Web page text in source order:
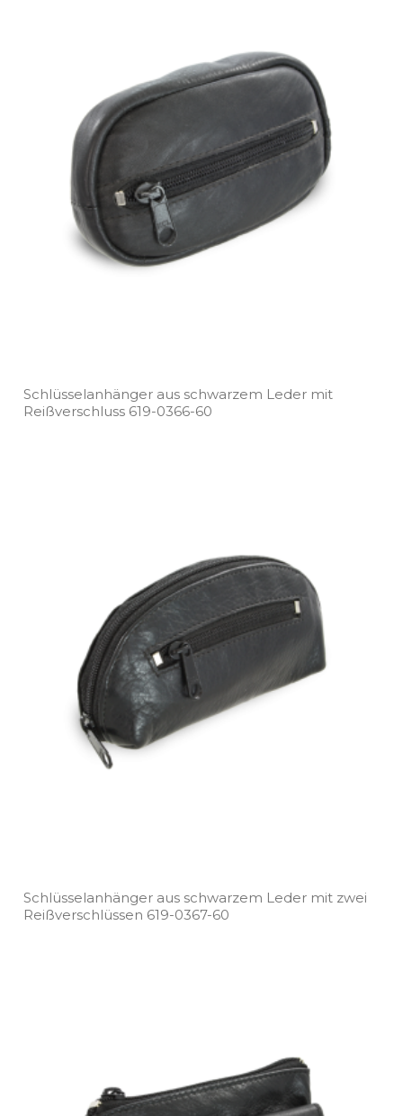
Schlüsselanhänger aus schwarzem Leder mit
Reißverschluss 619­-0366­-60
Schlüsselanhänger aus schwarzem Leder mit zwei
Reißverschlüssen 619­-0367­-60